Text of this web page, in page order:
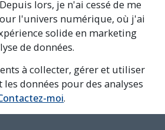
lors, je n'ai cessé de me
l'univers numérique, où j'ai
solide en marketing
de données.
à collecter, gérer et utiliser
données pour des analyses
moi.